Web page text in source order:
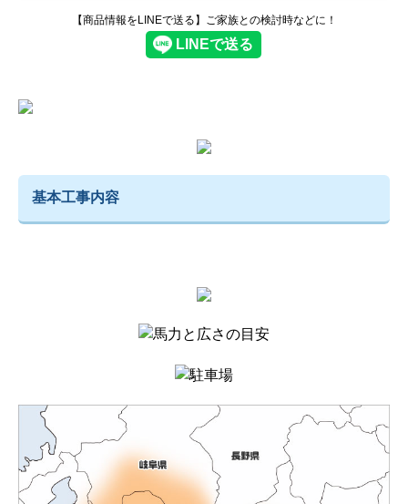
【商品情報をLINEで送る】ご家族との検討時などに！
基本工事内容